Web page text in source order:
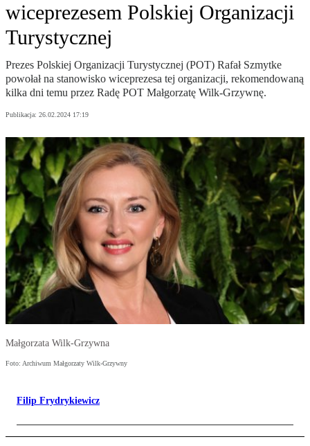
wiceprezesem Polskiej Organizacji
Turystycznej
Prezes Polskiej Organizacji Turystycznej (POT) Rafał Szmytke
powołał na stanowisko wiceprezesa tej organizacji, rekomendowaną
kilka dni temu przez Radę POT Małgorzatę Wilk-Grzywnę.
Publikacja: 26.02.2024 17:19
Małgorzata Wilk-Grzywna
Foto: Archiwum Małgorzaty Wilk-Grzywny
Filip Frydrykiewicz